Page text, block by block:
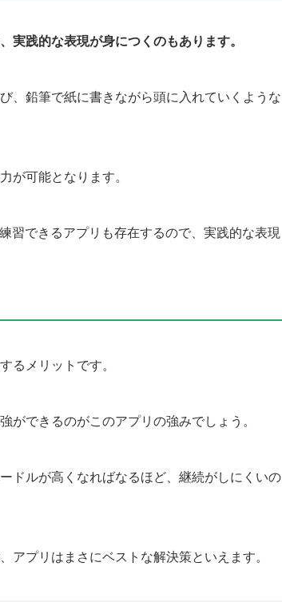
実践的な表現が身につくのもあります。
、鉛筆で紙に書きながら頭に入れていくような
が可能となります。
習できるアプリも存在するので、実践的な表現
るメリットです。
ができるのがこのアプリの強みでしょう。
ドルが高くなればなるほど、継続がしにくいの
プリはまさにベストな解決策といえます。